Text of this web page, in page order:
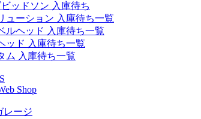
ッドソン 入庫待ち
ューション 入庫待ち一覧
ルヘッド 入庫待ち一覧
ッド 入庫待ち一覧
ム 入庫待ち一覧
Shop
レージ